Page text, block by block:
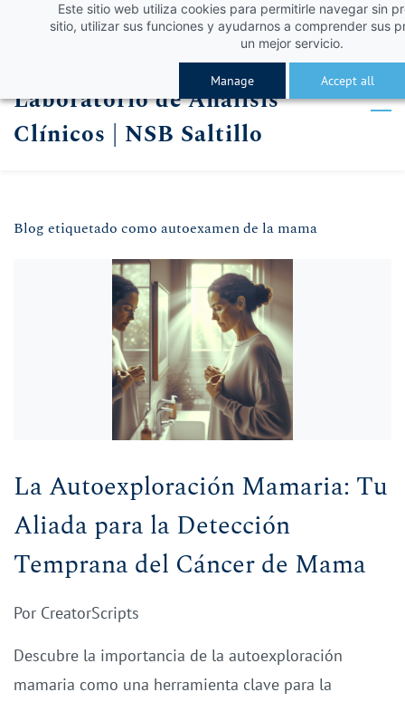
Este sitio web utiliza cookies para permitirle navegar sin
sitio, utilizar sus funciones y ayudarnos a comprender sus
un mejor servicio.
Manage Accept all
content
Iniciar sesión
Registro
Laboratorio de Análisis
Clínicos | NSB Saltillo
Blog etiquetado como autoexamen de la mama
La Autoexploración Mamaria: Tu
Aliada para la Detección
Temprana del Cáncer de Mama
Por CreatorScripts
Descubre la importancia de la autoexploración
mamaria como una herramienta clave para la
¡Obtén un 10% de descuento con el código